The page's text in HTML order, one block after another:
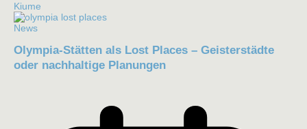
Kiume
News
Olympia-Stätten als Lost Places – Geisterstädte
oder nachhaltige Planungen